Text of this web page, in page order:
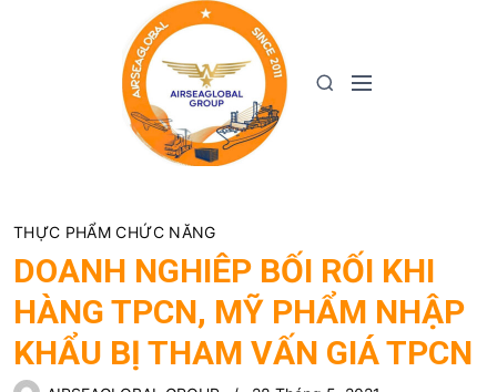
S
M
THỰC PHẨM CHỨC NĂNG
DOANH NGHIÊP BỐI RỐI KHI
HÀNG TPCN, MỸ PHẨM NHẬP
KHẨU BỊ THAM VẤN GIÁ TPCN